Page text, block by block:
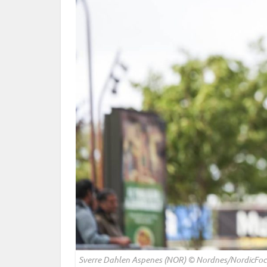
Sverre Dahlen Aspenes (NOR) © Nordnes/